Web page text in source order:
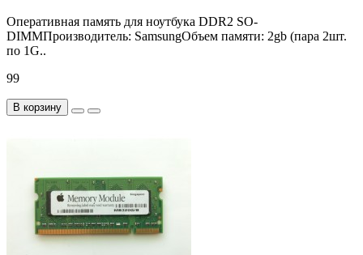
Оперативная память для ноутбука DDR2 SO-
DIMMПроизводитель: SamsungОбъем памяти: 2gb (пара 2шт.
по 1G..
99
В корзину